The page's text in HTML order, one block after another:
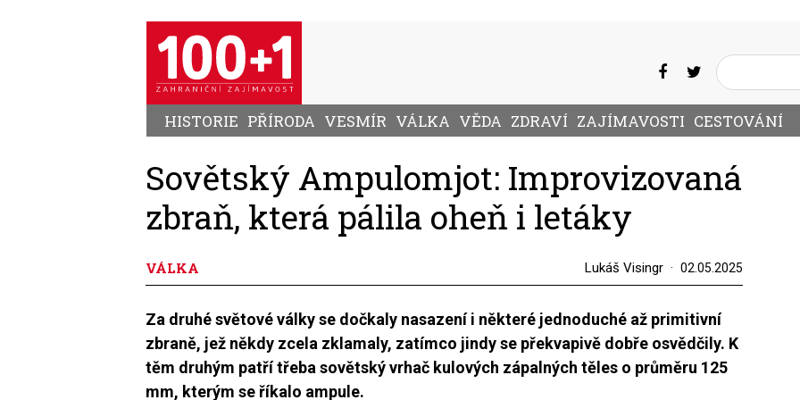
HISTORIE PŘÍRODA VESMÍR VÁLKA VĚDA ZDRAVÍ ZAJÍMAVOSTI CESTOVÁNÍ
Sovětský Ampulomjot: Improvizovaná
zbraň, která pálila oheň i letáky
VÁLKA Lukáš Visingr 02.05.2025
Za druhé světové války se dočkaly nasazení i některé jednoduché až primitivní
zbraně, jež někdy zcela zklamaly, zatímco jindy se překvapivě dobře osvědčily. K
těm druhým patří třeba sovětský vrhač kulových zápalných těles o průměru 125
mm, kterým se říkalo ampule.